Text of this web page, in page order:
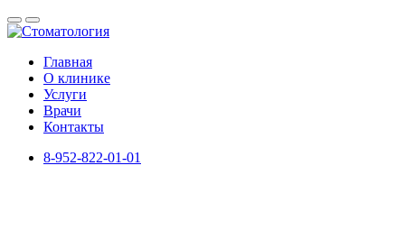
Главная
О клинике
Услуги
Врачи
Контакты
8-952-822-01-01